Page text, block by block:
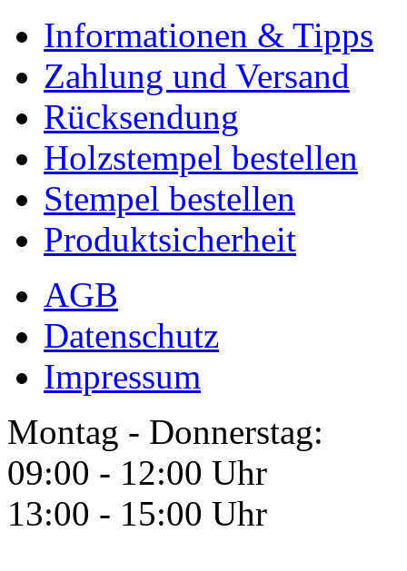
Informationen & Tipps
Zahlung und Versand
Rücksendung
Holzstempel bestellen
Stempel bestellen
Produktsicherheit
AGB
Datenschutz
Impressum
Montag - Donnerstag:
09:00 - 12:00 Uhr
13:00 - 15:00 Uhr